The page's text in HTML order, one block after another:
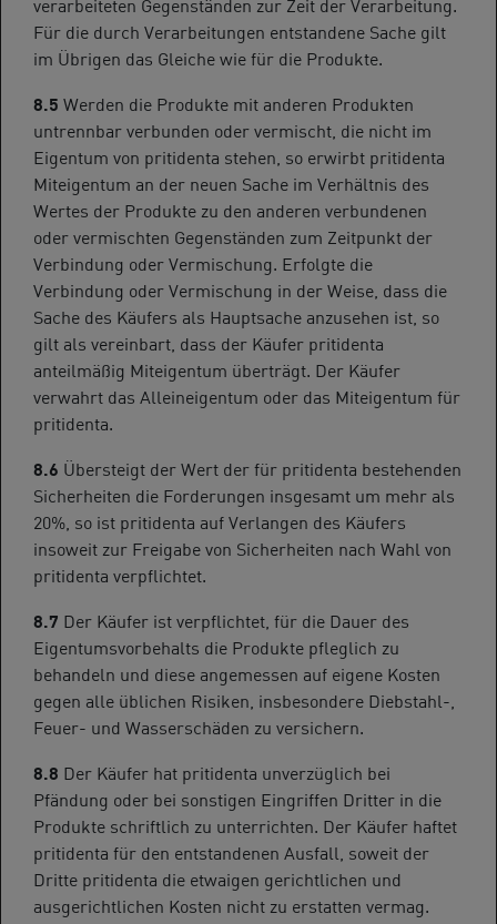
Für die durch Verarbeitungen entstandene Sache gilt
im Übrigen das Gleiche wie für die Produkte.
8.5 Werden die Produkte mit anderen Produkten
untrennbar verbunden oder vermischt, die nicht im
Eigentum von pritidenta stehen, so erwirbt pritidenta
Miteigentum an der neuen Sache im Verhältnis des
Wertes der Produkte zu den anderen verbundenen
oder vermischten Gegenständen zum Zeitpunkt der
Verbindung oder Vermischung. Erfolgte die
Verbindung oder Vermischung in der Weise, dass die
Sache des Käufers als Hauptsache anzusehen ist, so
gilt als vereinbart, dass der Käufer pritidenta
anteilmäßig Miteigentum überträgt. Der Käufer
verwahrt das Alleineigentum oder das Miteigentum für
pritidenta.
8.6 Übersteigt der Wert der für pritidenta bestehenden
Sicherheiten die Forderungen insgesamt um mehr als
20%, so ist pritidenta auf Verlangen des Käufers
insoweit zur Freigabe von Sicherheiten nach Wahl von
pritidenta verpflichtet.
8.7 Der Käufer ist verpflichtet, für die Dauer des
Eigentumsvorbehalts die Produkte pfleglich zu
behandeln und diese angemessen auf eigene Kosten
gegen alle üblichen Risiken, insbesondere Diebstahl-,
Feuer- und Wasserschäden zu versichern.
8.8 Der Käufer hat pritidenta unverzüglich bei
Pfändung oder bei sonstigen Eingriffen Dritter in die
Produkte schriftlich zu unterrichten. Der Käufer haftet
pritidenta für den entstandenen Ausfall, soweit der
Dritte pritidenta die etwaigen gerichtlichen und
ausgerichtlichen Kosten nicht zu erstatten vermag.